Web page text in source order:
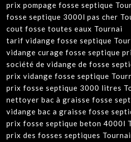
prix pompage fosse septique
fosse septique 3000l pas cher
cout fosse toutes eaux Tournai
tarif vidange fosse septique
vidange curage fosse septique
société de vidange de fosse
prix vidange fosse septique
prix fosse septique 3000 litres
nettoyer bac à graisse fosse
vidange bac a graisse fosse
prix fosse septique beton 4000l
prix des fosses septiques Tournai